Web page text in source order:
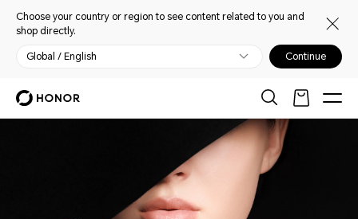
Choose your country or region to see content related to you and
shop directly.
Global / English Continue